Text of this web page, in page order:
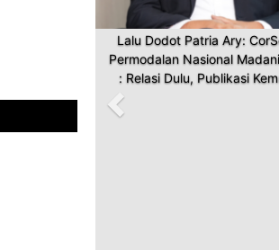
Lalu Dodot Patria Ary:
Permodalan Nasional
: Relasi Dulu, Publikasi